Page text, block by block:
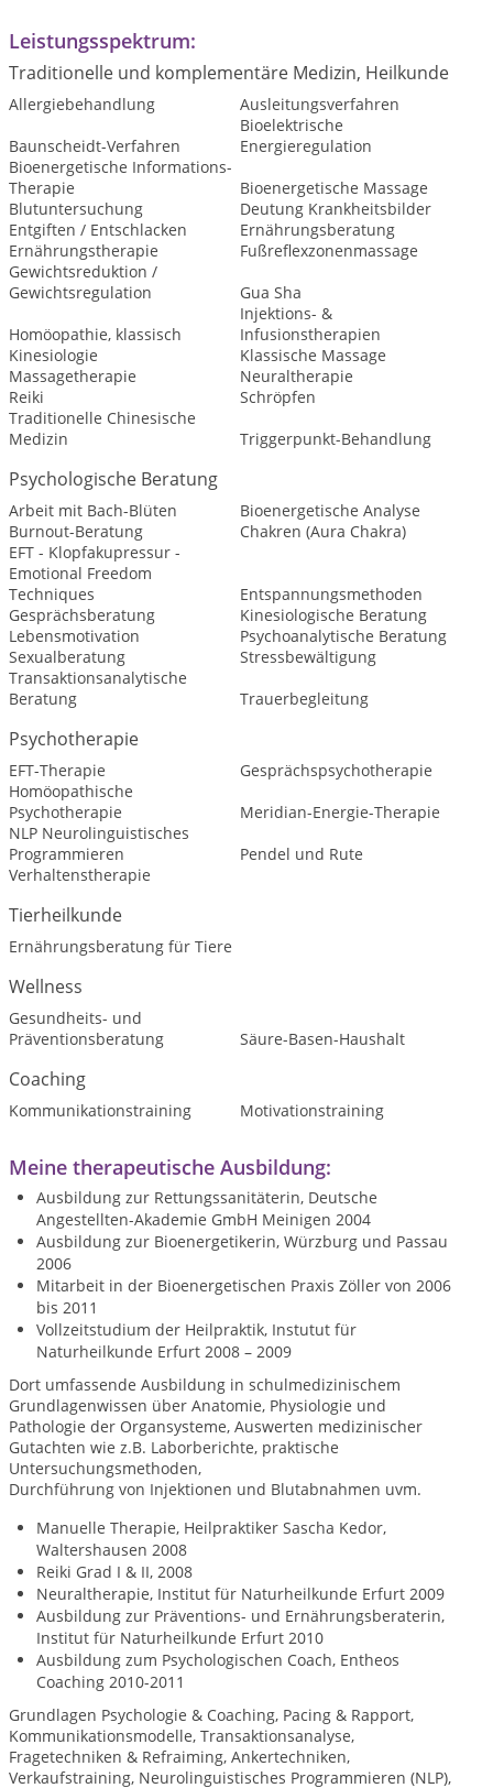
Leistungsspektrum:
Traditionelle und komplementäre Medizin, Heilkunde
Allergiebehandlung
Ausleitungsverfahren
Baunscheidt-Verfahren
Bioelektrische
Energieregulation
Bioenergetische Informations-
Therapie
Bioenergetische Massage
Blutuntersuchung
Deutung Krankheitsbilder
Entgiften / Entschlacken
Ernährungsberatung
Ernährungstherapie
Fußreflexzonenmassage
Gewichtsreduktion /
Gewichtsregulation
Gua Sha
Homöopathie, klassisch
Injektions- &
Infusionstherapien
Kinesiologie
Klassische Massage
Massagetherapie
Neuraltherapie
Reiki
Schröpfen
Traditionelle Chinesische
Medizin
Triggerpunkt-Behandlung
Psychologische Beratung
Arbeit mit Bach-Blüten
Bioenergetische Analyse
Burnout-Beratung
Chakren (Aura Chakra)
EFT - Klopfakupressur -
Emotional Freedom
Techniques
Entspannungsmethoden
Gesprächsberatung
Kinesiologische Beratung
Lebensmotivation
Psychoanalytische Beratung
Sexualberatung
Stressbewältigung
Transaktionsanalytische
Beratung
Trauerbegleitung
Psychotherapie
EFT-Therapie
Gesprächspsychotherapie
Homöopathische
Psychotherapie
Meridian-Energie-Therapie
NLP Neurolinguistisches
Programmieren
Pendel und Rute
Verhaltenstherapie
Tierheilkunde
Ernährungsberatung für Tiere
Wellness
Gesundheits- und
Präventionsberatung
Säure-Basen-Haushalt
Coaching
Kommunikationstraining Motivationstraining
Meine therapeutische Ausbildung:
Ausbildung zur Rettungssanitäterin, Deutsche
Angestellten-Akademie GmbH Meinigen 2004
Ausbildung zur Bioenergetikerin, Würzburg und Passau
2006
Mitarbeit in der Bioenergetischen Praxis Zöller von 2006
bis 2011
Vollzeitstudium der Heilpraktik, Instutut für
Naturheilkunde Erfurt 2008 – 2009
Dort umfassende Ausbildung in schulmedizinischem
Grundlagenwissen über Anatomie, Physiologie und
Pathologie der Organsysteme, Auswerten medizinischer
Gutachten wie z.B. Laborberichte, praktische
Untersuchungsmethoden,
Durchführung von Injektionen und Blutabnahmen uvm.
Manuelle Therapie, Heilpraktiker Sascha Kedor,
Waltershausen 2008
Reiki Grad I & II, 2008
Neuraltherapie, Institut für Naturheilkunde Erfurt 2009
Ausbildung zur Präventions- und Ernährungsberaterin,
Institut für Naturheilkunde Erfurt 2010
Ausbildung zum Psychologischen Coach, Entheos
Coaching 2010-2011
Grundlagen Psychologie & Coaching, Pacing & Rapport,
Kommunikationsmodelle, Transaktionsanalyse,
Fragetechniken & Refraiming, Ankertechniken,
Verkaufstraining, Neurolinguistisches Programmieren (NLP),